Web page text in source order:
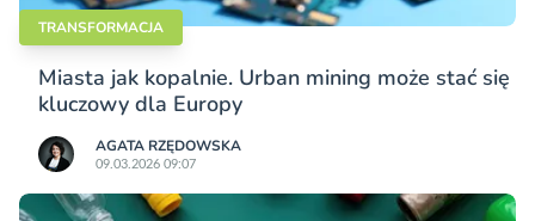
TRANSFORMACJA
Miasta jak kopalnie. Urban mining może stać się
kluczowy dla Europy
AGATA RZĘDOWSKA
09.03.2026 09:07